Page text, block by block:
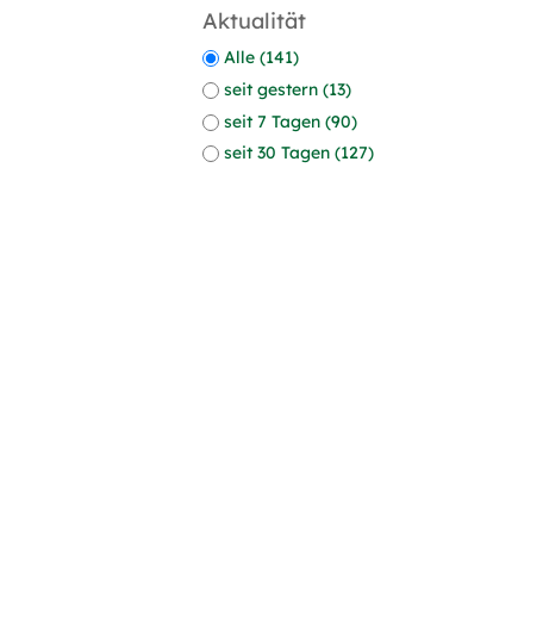
Aktualität
Alle (141)
seit gestern (13)
seit 7 Tagen (90)
seit 30 Tagen (127)